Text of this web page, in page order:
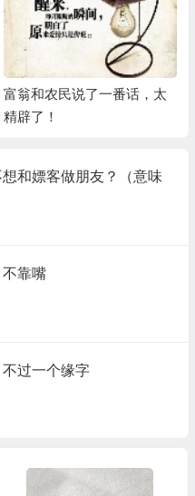
富翁和农民说了一番话，太
精辟了！
和嫖客做朋友？（意味
靠嘴
不过一个缘字